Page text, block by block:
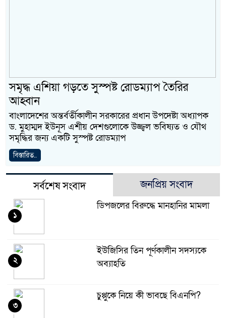
সমৃদ্ধ এশিয়া গড়তে সুস্পষ্ট রোডম্যাপ তৈরির
আহ্বান
বাংলাদেশের অন্তর্বর্তীকালীন সরকারের প্রধান উপদেষ্টা অধ্যাপক
ড. মুহাম্মদ ইউনূস এশীয় দেশগুলোকে উজ্জ্বল ভবিষ্যত ও যৌথ
সমৃদ্ধির জন্য একটি সুস্পষ্ট রোডম্যাপ
বিস্তারিত..
সর্বশেষ সংবাদ জনপ্রিয় সংবাদ
ডিপজলের বিরুদ্ধে মানহানির মামলা
১
ইউজিসির তিন পূর্ণকালীন সদস্যকে
অব্যাহতি
২
চুপ্পুকে নিয়ে কী ভাবছে বিএনপি?
৩